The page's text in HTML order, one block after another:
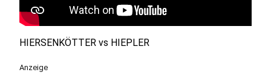
HIERSENKÖTTER vs HIEPLER
Anzeige